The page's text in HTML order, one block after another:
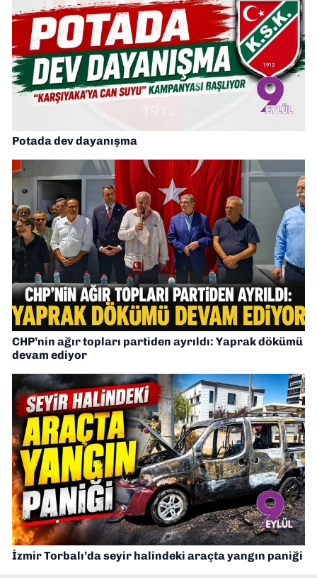
Potada dev dayanışma
CHP’nin ağır topları partiden ayrıldı: Yaprak dökümü
devam ediyor
İzmir Torbalı’da seyir halindeki araçta yangın paniği